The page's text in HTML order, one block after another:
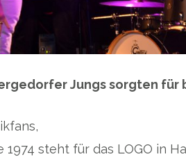
Jungs sorgten für
1974 steht für das LOGO in